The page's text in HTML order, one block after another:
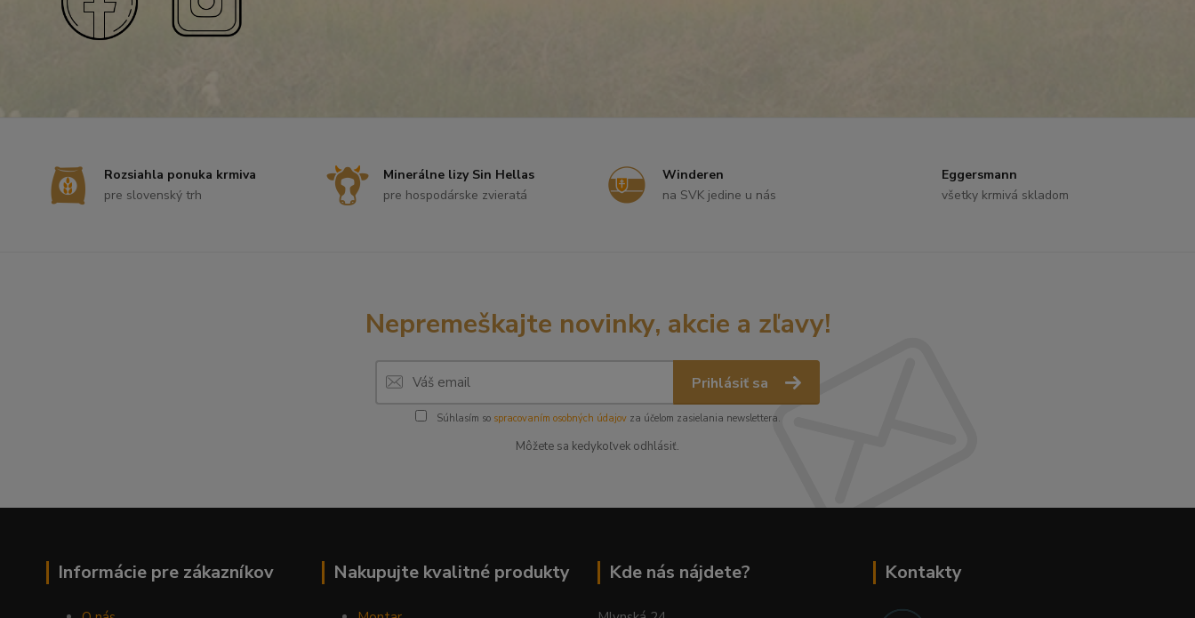
Rozsiahla ponuka krmiva
pre slovenský trh
Minerálne lizy Sin Hellas
pre hospodárske zvieratá
Winderen
na SVK jedine u nás
Eggersmann
všetky krmivá skladom
Nepremeškajte novinky, akcie a zľavy!
Prihlásiť sa
Súhlasím so spracovaním osobných údajovza účelom zasielania newslettera.
Môžete sa kedykoľvek odhlásiť.
Informácie pre zákazníkov Nakupujte kvalitné produkty Kde nás nájdete? Kontakty